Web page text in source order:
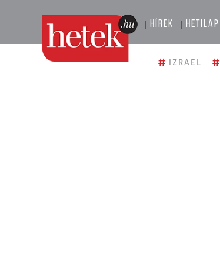
Hírek Hetilap
# IZRAEL #